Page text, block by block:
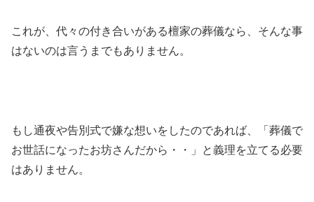
これが、代々の付き合いがある檀家の葬儀なら、そんな事
はないのは言うまでもありません。
もし通夜や告別式で嫌な想いをしたのであれば、「葬儀で
お世話になったお坊さんだから・・」と義理を立てる必要
はありません。